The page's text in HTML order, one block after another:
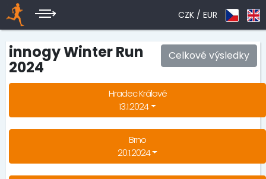
CZK / EUR
Celkové výsledky
innogy Winter Run
2024
Hradec Králové
13.1.2024
Brno
20.1.2024